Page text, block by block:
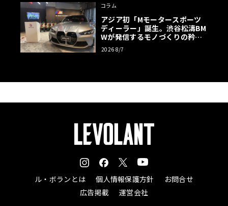
コラム
アジア初「Mモータースポーツ
ディーラー」誕生。渋谷松濤BM
Wが発信するモノづくりの矜持
【木下隆之コラム】
2026 8/7
ル・ボランとは 個人情報保護方針
お問合せ
広告掲載
運営会社